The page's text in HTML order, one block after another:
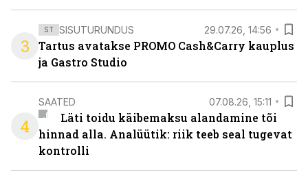
3
ST SISUTURUNDUS 29.07.26, 14:56
Tartus avatakse PROMO Cash&Carry kauplus
ja Gastro Studio
4
SAATED 07.08.26, 15:11
Läti toidu käibemaksu alandamine tõi
hinnad alla. Analüütik: riik teeb seal tugevat
kontrolli